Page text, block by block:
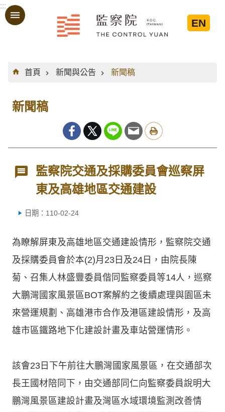
跳到主要內容區塊
:::
EN
:::
首頁
新聞與公告 新聞稿
新聞稿
監察院交通及採購委員會巡察屏
東及高雄地區交通建設
日期：110-02-24
為瞭解屏東及高雄地區交通建設情形，監察院交通
及採購委員會於本(2)月23日及24日，由院長陳
菊、召集人林盛豐委員偕同監察委員等14人，巡察
大鵬灣國家風景區BOT案解約之後續處理與園區未
來營運規劃、高雄港市合作及港區建設情形，及高
雄市區鐵路地下化建設計畫及車站營運情形。
該會23日下午前往大鵬灣國家風景區，在交通部次
長王國材陪同下，由交通部同仁向監察委員說明大
鵬灣風景區建設計畫及灣區水域環境監測改善情